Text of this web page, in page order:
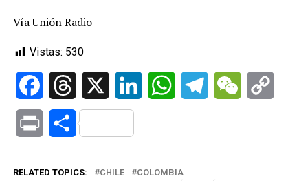
Vía Unión Radio
Vistas: 530
FacebookThreads LinkedIn WhatsAppTelegramWeChat
Print Compartir
RELATED TOPICS: CHILE
COLOMBIA